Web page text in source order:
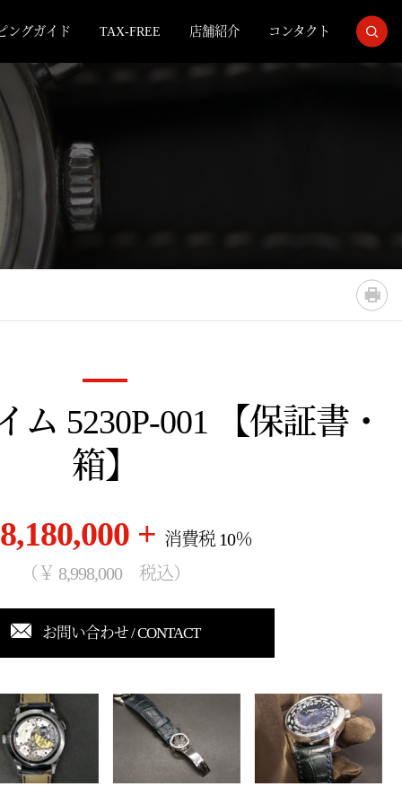
ングガイド TAX-FREE 店舗紹介 コンタクト
ム 5230P-001 【保証書・
箱】
+ 消費税 10％
（￥ 8,998,000 税込）
お問い合わせ / CONTACT